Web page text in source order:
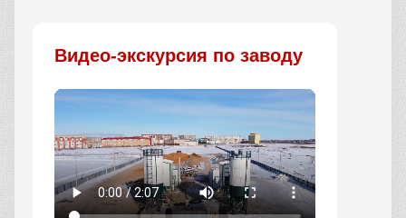
Видео-экскурсия по заводу